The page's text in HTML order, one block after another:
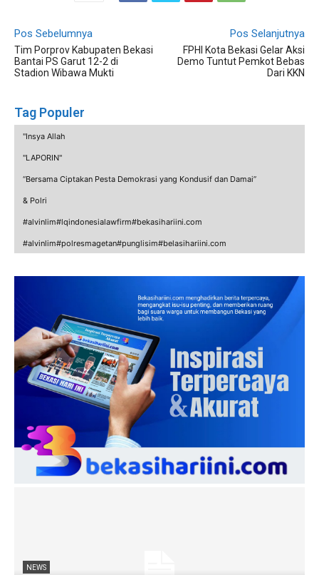
Pos Sebelumnya
Tim Porprov Kabupaten Bekasi
Bantai PS Garut 12-2 di
Stadion Wibawa Mukti
Pos Selanjutnya
FPHI Kota Bekasi Gelar Aksi
Demo Tuntut Pemkot Bebas
Dari KKN
Tag Populer
"Insya Allah
"LAPORIN"
“Bersama Ciptakan Pesta Demokrasi yang Kondusif dan Damai”
& Polri
#alvinlim#lqindonesialawfirm#bekasihariini.com
#alvinlim#polresmagetan#punglisim#belasihariini.com
NEWS